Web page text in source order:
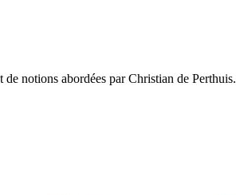
notions abordées par Christian de Perthuis.